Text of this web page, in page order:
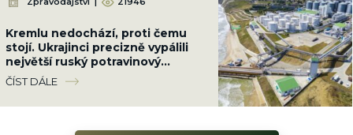
Kremlu nedochází, proti čemu
stojí. Ukrajinci precizně vypálili
největší ruský potravinový
terminál. Nebude slunečnicový
olej
ČÍST DÁLE